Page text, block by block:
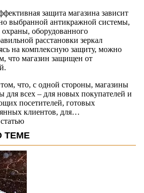
защита магазина зависит
выбранной антикражной системы,
оборудованного
расстановки зеркал
на комплексную защиту, можно
что магазин защищен от
что, с одной стороны, магазины
всех – для новых покупателей и
посетителей, готовых
клиентов, для…
ТЕМЕ